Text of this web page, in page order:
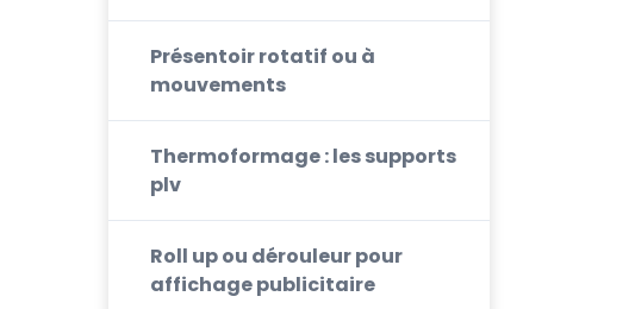
Présentoir rotatif ou à
mouvements
Thermoformage : les supports
plv
Roll up ou dérouleur pour
affichage publicitaire